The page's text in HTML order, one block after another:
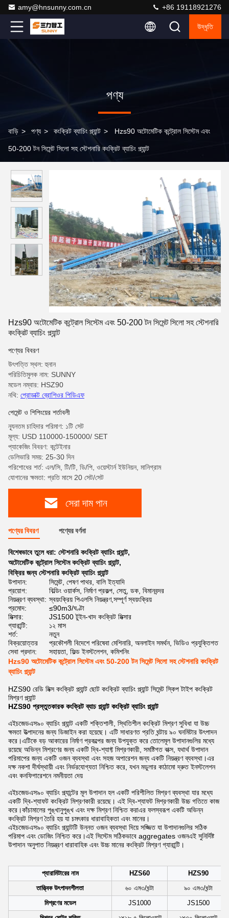
amy@hnsunny.com.cn +86 19118921276
উদ্ধৃতি
পণ্য
বাড়ি > পণ্য > কংক্রিট ব্যাচিং প্ল্যান্ট > Hzs90 অটোমেটিক কন্ট্রোল সিস্টেম এবং
50-200 টন সিমেন্ট সিলো সহ স্টেশনারি কংক্রিট ব্যাচিং প্ল্যান্ট
Hzs90 অটোমেটিক কন্ট্রোল সিস্টেম এবং 50-200 টন সিমেন্ট সিলো সহ স্টেশনারি
কংক্রিট ব্যাচিং প্ল্যান্ট
পণ্যের বিবরণ
উৎপত্তি স্থল: হুনান
পরিচিতিমুলক নাম: SUNNY
মডেল নম্বার: HSZ90
নথি: প্রোডাক্ট ব্রোশিওর পিডিএফ
পেমেন্ট ও শিপিংয়ের শর্তাবলী
ন্যূনতম চাহিদার পরিমাণ: ১টি সেট
মূল্য: USD 110000-150000/ SET
প্যাকেজিং বিবরণ: কন্টেইনার
ডেলিভারি সময়: 25-30 দিন
পরিশোধের শর্ত: এল/সি, টি/টি, ডি/পি, ওয়েস্টার্ন ইউনিয়ন, মানিগ্রাম
যোগানের ক্ষমতা: প্রতি মাসে 20 সেট/সেট
সেরা দাম পান
পণ্যের বিবরণ পণ্যের বর্ণনা
বিশেষভাবে তুলে ধরা: স্টেশনারি কংক্রিট ব্যাচিং প্ল্যান্ট,
অটোমেটিক কন্ট্রোল সিস্টেম কংক্রিট ব্যাচিং প্ল্যান্ট,
বিক্রির জন্য স্টেশনারি কংক্রিট ব্যাচিং প্ল্যান্ট
উপাদান:
সিমেন্ট, পেষণ পাথর, বালি ইত্যাদি
প্রয়োগ:
বিল্ডিং ওয়ার্কস, নির্মাণ প্রকল্প, সেতু, ডক, বিমানবন্দর
নিয়ন্ত্রণ ব্যবস্থা: স্বয়ংক্রিয় পিএলসি নিয়ন্ত্রণ,সম্পূর্ণ স্বয়ংক্রিয়
প্রমোদ:
≤90m3/ঘণ্টা
মিক্সার:
JS1500 টুইন-খাদ কংক্রিট মিক্সার
গ্যারান্টি:
১২ মাস
শর্ত:
নতুন
বিক্রয়োত্তর
সেবা প্রদান:
প্রকৌশলী বিদেশে পরিষেবা মেশিনারি, অনলাইন সমর্থন, ভিডিও প্রযুক্তিগত
সহায়তা, ফিল্ড ইনস্টলেশন, কমিশনিং
Hzs90 অটোমেটিক কন্ট্রোল সিস্টেম এবং 50-200 টন সিমেন্ট সিলো সহ স্টেশনারি কংক্রিট
ব্যাচিং প্ল্যান্ট
HZS90 রেডি মিক্স কংক্রিট প্ল্যান্ট ছোট কংক্রিট ব্যাচিং প্ল্যান্ট সিমেন্ট স্কিপ টাইপ কংক্রিট
মিশ্রণ প্ল্যান্ট
HZS90 প্রস্তুতকারক কংক্রিট ব্যাচ প্ল্যান্ট কংক্রিট ব্যাচিং প্ল্যান্ট
এইচজেডএস৯০ ব্যাচিং প্ল্যান্ট একটি শক্তিশালী, স্থিতিশীল কংক্রিট মিশ্রণ সুবিধা যা উচ্চ
ক্ষমতা উত্পাদনের জন্য ডিজাইন করা হয়েছে। এটি সাধারণত প্রতি ঘন্টায় ৯০ ঘনমিটার উৎপাদন
করে।এটিকে বড় আকারের নির্মাণ প্রকল্পের জন্য উপযুক্ত করে তোলেমূল উপাদানগুলির মধ্যে
রয়েছে অভিন্ন মিশ্রণের জন্য একটি দ্বি-শ্যাফ্ট মিশ্রণকারী, সমষ্টিগত বাক্স, যথার্থ উপাদান
পরিমাপের জন্য একটি ওজন ব্যবস্থা এবং সহজ অপারেশন জন্য একটি নিয়ন্ত্রণ ব্যবস্থা।এর
দক্ষ নকশা দীর্ঘস্থায়ী এবং নির্ভরযোগ্যতা নিশ্চিত করে, যখন মডুলার কাঠামো দ্রুত ইনস্টলেশন
এবং কনফিগারেশনে নমনীয়তা দেয়
এইচজেডএস৯০ ব্যাচিং প্ল্যান্টের মূল উপাদান হল একটি পরিশীলিত মিশ্রণ ব্যবস্থা যার মধ্যে
একটি দ্বি-শ্যাফট কংক্রিট মিশ্রণকারী রয়েছে। এই দ্বি-শ্যাফট মিশ্রণকারী উচ্চ গতিতে কাজ
করে।কাঁচামালের পুঙ্খানুপুঙ্খ এবং দক্ষ মিশ্রণ নিশ্চিত করাএর ফলস্বরূপ একটি অভিন্ন
কংক্রিট মিশ্রণ তৈরি হয় যা চমৎকার ধারাবাহিকতা এবং মানের।
এইচজেডএস৯০ ব্যাচিং প্ল্যান্টটি উন্নত ওজন ব্যবস্থা দিয়ে সজ্জিত যা উপাদানগুলির সঠিক
পরিমাপ এবং ডোজিং নিশ্চিত করে।এই সিস্টেম সঠিকভাবে aggregates ওজনএই সুনির্দিষ্ট
উপাদান অনুপাত নিয়ন্ত্রণ ধারাবাহিক এবং উচ্চ মানের কংক্রিট মিশ্রণ গ্যারান্টি।
প্যারামিটারের নাম HZS60
HZS90
তাত্ত্বিক উৎপাদনশীলতা
৬০ এম৩/ঘন্টা
৯০ এম৩/ঘন্টা
মিশ্রণের মডেল
JS1000
JS1500